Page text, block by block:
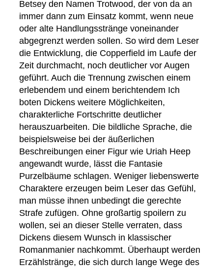
Betsey den Namen Trotwood, der von da an
immer dann zum Einsatz kommt, wenn neue
oder alte Handlungsstränge voneinander
abgegrenzt werden sollen. So wird dem Leser
die Entwicklung, die Copperfield im Laufe der
Zeit durchmacht, noch deutlicher vor Augen
geführt. Auch die Trennung zwischen einem
erlebendem und einem berichtendem Ich
boten Dickens weitere Möglichkeiten,
charakterliche Fortschritte deutlicher
herauszuarbeiten. Die bildliche Sprache, die
beispielsweise bei der äußerlichen
Beschreibungen einer Figur wie Uriah Heep
angewandt wurde, lässt die Fantasie
Purzelbäume schlagen. Weniger liebenswerte
Charaktere erzeugen beim Leser das Gefühl,
man müsse ihnen unbedingt die gerechte
Strafe zufügen. Ohne großartig spoilern zu
wollen, sei an dieser Stelle verraten, dass
Dickens diesem Wunsch in klassischer
Romanmanier nachkommt. Überhaupt werden
Erzählstränge, die sich durch lange Wege des